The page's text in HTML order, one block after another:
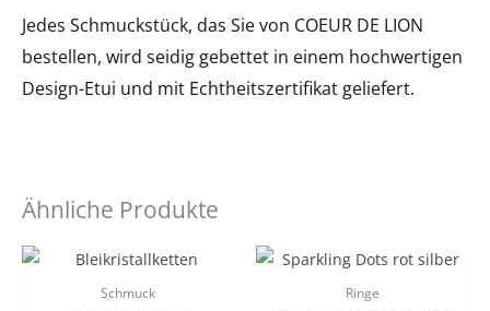
Jedes Schmuckstück, das Sie von COEUR DE LION
bestellen, wird seidig gebettet in einem hochwertigen
Design-Etui und mit Echtheitszertifikat geliefert.
Ähnliche Produkte
Schmuck Ringe